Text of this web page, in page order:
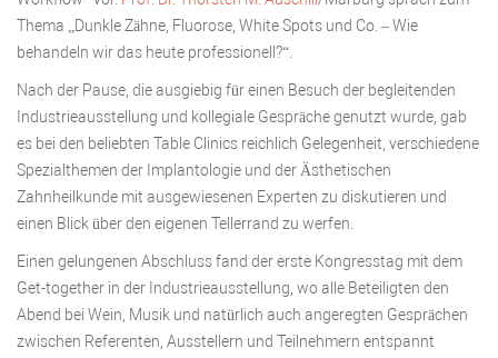
Thema „Dunkle Zähne, Fluorose, White Spots und Co. – Wie
behandeln wir das heute professionell?“.
Nach der Pause, die ausgiebig für einen Besuch der begleitenden
Industrieausstellung und kollegiale Gespräche genutzt wurde, gab
es bei den beliebten Table Clinics reichlich Gelegenheit, verschiedene
Spezialthemen der Implantologie und der Ästhetischen
Zahnheilkunde mit ausgewiesenen Experten zu diskutieren und
einen Blick über den eigenen Tellerrand zu werfen.
Einen gelungenen Abschluss fand der erste Kongresstag mit dem
Get-together in der Industrieausstellung, wo alle Beteiligten den
Abend bei Wein, Musik und natürlich auch angeregten Gesprächen
zwischen Referenten, Ausstellern und Teilnehmern entspannt